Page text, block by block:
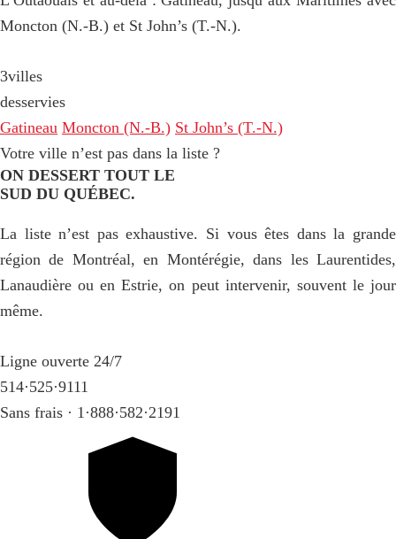
Moncton (N.-B.) et St John’s (T.-N.).
3villes
desservies
Gatineau Moncton (N.-B.) St John’s (T.-N.)
Votre ville n’est pas dans la liste ?
ON DESSERT TOUT LE
SUD DU QUÉBEC.
La liste n’est pas exhaustive. Si vous êtes dans la grande
région de Montréal, en Montérégie, dans les Laurentides,
Lanaudière ou en Estrie, on peut intervenir, souvent le jour
même.
Ligne ouverte 24/7
514·525·9111
Sans frais · 1·888·582·2191